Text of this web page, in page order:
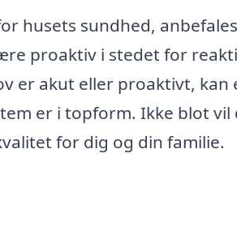
husets sundhed,
proaktiv i stedet for
er akut eller proaktivt, kan
er i topform. Ikke blot vil
for dig og din familie.